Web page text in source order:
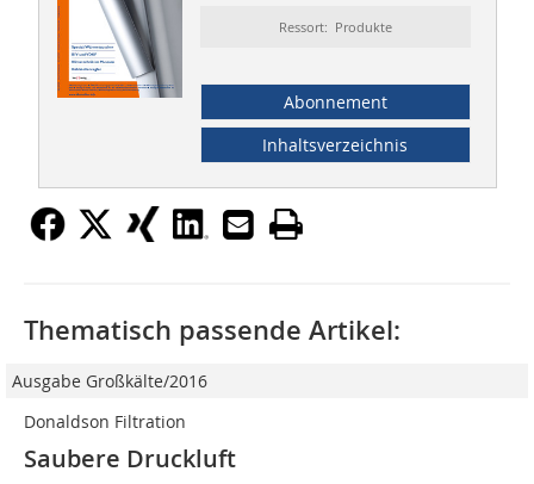
Ressort: Produkte
Abonnement
Inhaltsverzeichnis
Thematisch passende Artikel:
Ausgabe Großkälte/2016
Donaldson Filtration
Saubere Druckluft